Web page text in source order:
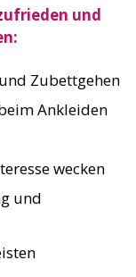
und
Zubettgehen
Ankleiden
wecken
und